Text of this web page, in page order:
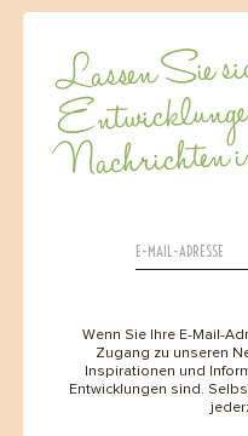
Lassen Sie
Nachrichten
Wenn Sie Ihre E-Mail-
Zugang zu unseren
Inspirationen und
Entwicklungen sind.